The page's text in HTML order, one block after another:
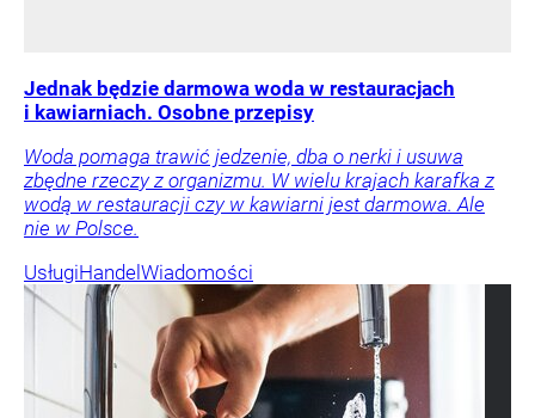
Jednak będzie darmowa woda w restauracjach
i kawiarniach. Osobne przepisy
Woda pomaga trawić jedzenie, dba o nerki i usuwa
zbędne rzeczy z organizmu. W wielu krajach karafka z
wodą w restauracji czy w kawiarni jest darmowa. Ale
nie w Polsce.
UsługiHandel Wiadomości